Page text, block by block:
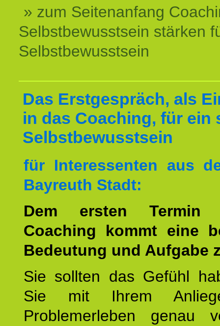
» zum Seitenanfang
Selbstbewusstsein stärken
Selbstbewusstsein
Das Erstgespräch, als
in das Coaching, für ein
Selbstbewusstsein
für Interessenten aus
Bayreuth Stadt:
Dem ersten
Coaching kommt eine
Bedeutung und Aufgabe
Sie sollten das Gefühl
Sie mit Ihrem
Problemerleben genau